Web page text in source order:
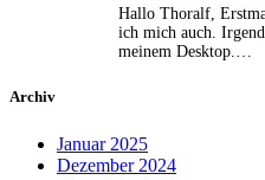
Hallo Thoralf,
ich mich auch.
meinem Desktop.…
Archiv
Januar 2025
Dezember 2024